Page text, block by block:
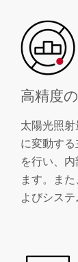
高精度
太陽光照
に変動す
を行い、
ます。ま
よびシステ